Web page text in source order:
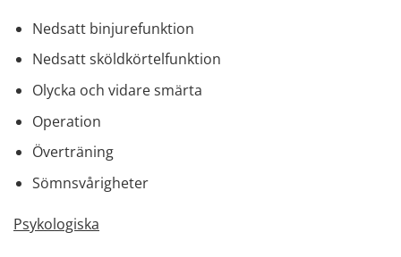
Nedsatt binjurefunktion
Nedsatt sköldkörtelfunktion
Olycka och vidare smärta
Operation
Överträning
Sömnsvårigheter
Psykologiska